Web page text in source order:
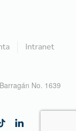
Intranet
No. 1639